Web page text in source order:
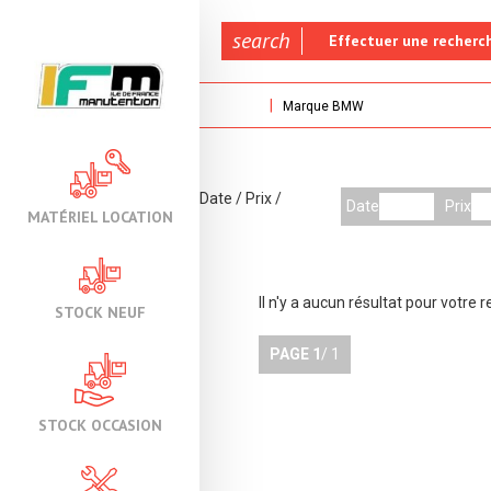
MATÉRIEL LOCATION
STOCK NEUF
STOCK OCCASION
search Effectuer une
Marque BMW
Date / Prix/ Date Prix
Il n'y a aucun résultat pour votre
PAGE 1 / 1